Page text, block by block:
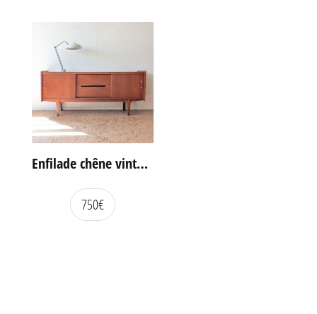
Enfilade chêne vintage portes coulissantes
750€